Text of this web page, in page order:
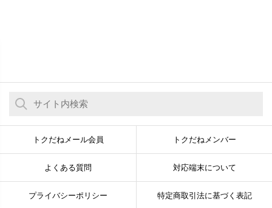
トクだねメール会員 トクだねメンバー
よくある質問 対応端末について
プライバシーポリシー 特定商取引法に基づく表記